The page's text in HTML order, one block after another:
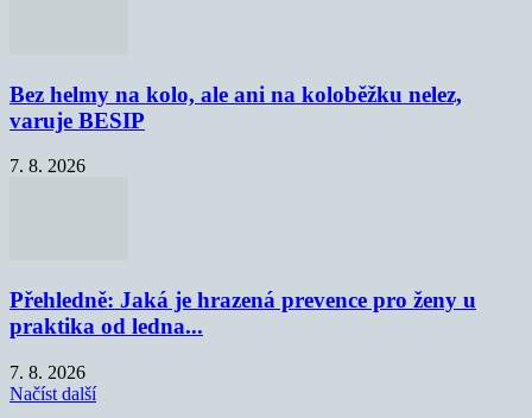
Bez helmy na kolo, ale ani na koloběžku nelez,
varuje BESIP
7. 8. 2026
Přehledně: Jaká je hrazená prevence pro ženy u
praktika od ledna...
7. 8. 2026
Načíst další